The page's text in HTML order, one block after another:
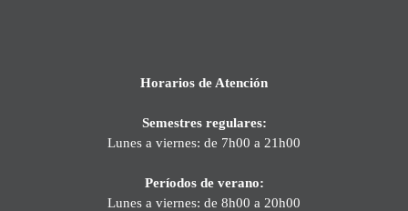
Horarios de Atención
Semestres regulares:
Lunes a viernes: de 7h00 a 21h00
Períodos de verano:
Lunes a viernes: de 8h00 a 20h00